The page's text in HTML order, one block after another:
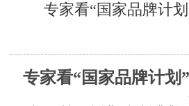
专家看“国家品牌计
专家看“国家品牌计划